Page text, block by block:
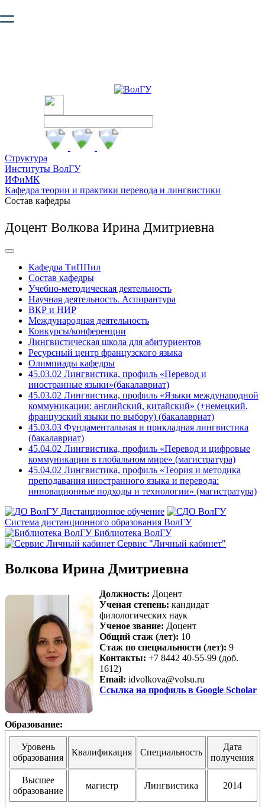
безопасную работу с сайтом. Пожалуйста
Структура
Институты ВолГУ
ИФиМК
Кафедра теории и практики перевода и лингвистики
Состав кафедры
Доцент Волкова Ирина Дмитриевна
Кафедра ТиППил
Состав кафедры
Учебно-методическая деятельность
Научная деятельность. Аспирантура
ВКР и НИР
Международная деятельность
Конкурсы/конференции
Лингвистическая школа для абитуриентов
Ресурсный центр французского языка
Олимпиады кафедры
45.03.02 Лингвистика, профиль «Перевод и
иностранные языки»(бакалавриат)
45.03.02 Лингвистика, профиль «Языки международной
коммуникации: английский, китайский» (+немецкий,
французский языки по выбору) (бакалавриат)
45.03.03 Фундаментальная и прикладная лингвистика
(бакалавриат)
45.04.02 Лингвистика, профиль «Перевод и цифровые
коммуникации в глобальном мире» (магистратура)
45.04.02 Лингвистика, профиль «Теория и методика
преподавания иностранного языка и перевода:
инновационные подходы и технологии» (магистратура)
Дистанционное обучение
Система дистанционного образования ВолГУ
Библиотека ВолГУ
Сервис "Личный кабинет"
Волкова Ирина Дмитриевна
Должность: Доцент
Ученая степень: кандидат
филологических наук
Ученое звание: Доцент
Общий стаж (лет): 10
Стаж по специальности (лет): 9
Контакты: +7 8442 40-55-99 (доб.
1612)
Email: idvolkova@volsu.ru
Ссылка на профиль в Google Scholar
Образование:
Уровень
образования
Квалификация Специальность
Дата
получения
Высшее
образование
магистр Лингвистика 2014